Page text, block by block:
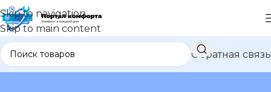
Skip to navigation
Skip to main content
Обратная связь
В каталог